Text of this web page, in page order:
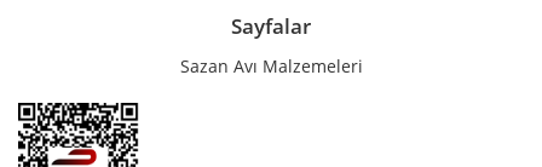
Sayfalar
Sazan Avı Malzemeleri